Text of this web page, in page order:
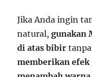
Jika Anda ingin
natural,gunakan
di atas bibir
memberikan efek